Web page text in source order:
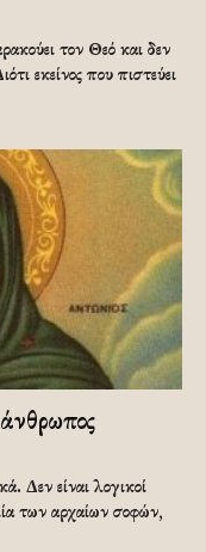
τον Θεό και δεν
εκείνος που πιστεύει
Δεν είναι λογικοί
των αρχαίων σοφών,